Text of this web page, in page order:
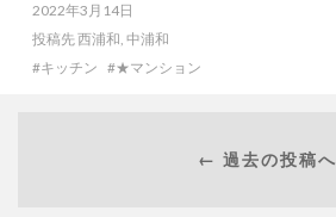
2022年3月14日
投稿先西浦和, 中浦和
キッチン
★マンション
← 過去の投稿へ